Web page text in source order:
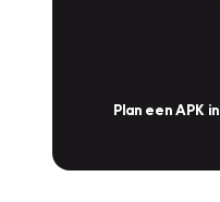
Plan een APK in